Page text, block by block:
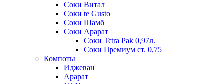
Соки Витал
Соки te Gusto
Соки Шамб
Соки Арарат
Соки Tetra Pak 0,97л.
Соки Премиум ст. 0,75
Компоты
Иджеван
Арарат